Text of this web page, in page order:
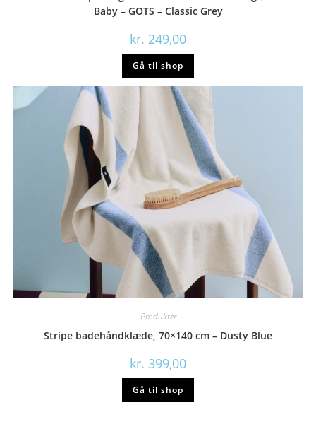
Baby – GOTS – Classic Grey
kr. 249,00
Gå til shop
Produkter
Stripe badehåndklæde, 70×140 cm – Dusty Blue
kr. 399,00
Gå til shop